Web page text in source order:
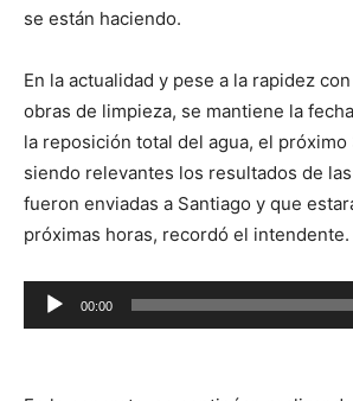
se están haciendo.
En la actualidad y pese a la rapidez
obras de limpieza, se mantiene la
la reposición total del agua, el
siendo relevantes los resultados de
fueron enviadas a Santiago y que
próximas horas, recordó el intendente.
Reproductor
de
00:00